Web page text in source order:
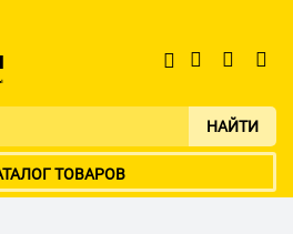
НАЙТИ
ТОВАРОВ